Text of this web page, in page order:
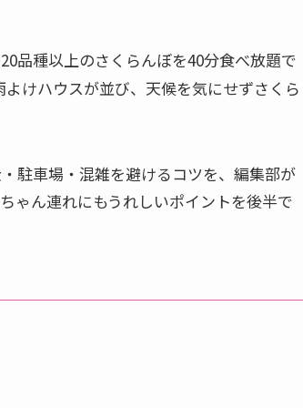
品種以上のさくらんぼを40分食べ放題で
けハウスが並び、天候を気にせずさくら
駐車場・混雑を避けるコツを、編集部が
ゃん連れにもうれしいポイントを後半で